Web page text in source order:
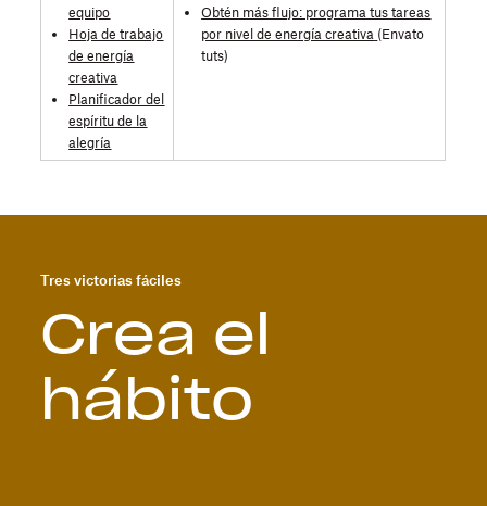
equipo
Hoja de trabajo
de energía
creativa
Planificador del
espíritu de la
alegría
Obtén más flujo: programa tus tareas
por nivel de energía creativa (Envato
tuts)
Tres victorias fáciles
Crea el
hábito